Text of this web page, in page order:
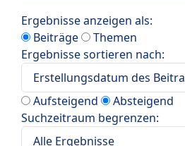
Ergebnisse anzeigen als:
Beiträge
Themen
Ergebnisse sortieren nach:
Aufsteigend
Absteigend
Suchzeitraum begrenzen: